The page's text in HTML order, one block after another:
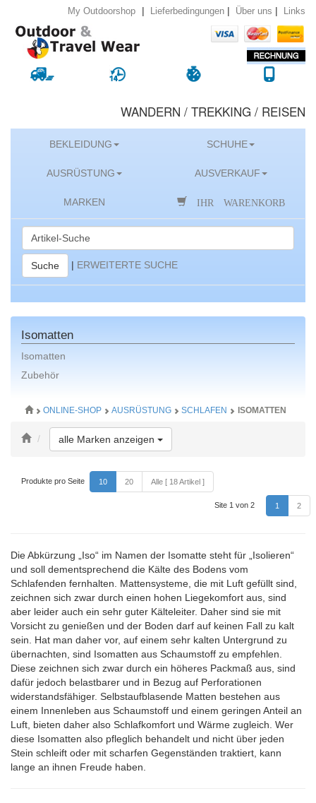
My Outdoorshop | Lieferbedingungen | Über uns | Links
WANDERN / TREKKING / REISEN
BEKLEIDUNG SCHUHE
AUSRÜSTUNG AUSVERKAUF
MARKEN IHR WARENKORB
Suche | ERWEITERTE SUCHE
Isomatten
Isomatten
Zubehör
ONLINE-SHOP AUSRÜSTUNG SCHLAFEN ISOMATTEN
alle Marken anzeigen Toggle Dropdown
Produkte pro Seite 10 20 Alle [ 18 Artikel ]
Site 1 von 2 1 2
Die Abkürzung „Iso“ im Namen der Isomatte steht für „Isolieren“
und soll dementsprechend die Kälte des Bodens vom
Schlafenden fernhalten. Mattensysteme, die mit Luft gefüllt sind,
zeichnen sich zwar durch einen hohen Liegekomfort aus, sind
aber leider auch ein sehr guter Kälteleiter. Daher sind sie mit
Vorsicht zu genießen und der Boden darf auf keinen Fall zu kalt
sein. Hat man daher vor, auf einem sehr kalten Untergrund zu
übernachten, sind Isomatten aus Schaumstoff zu empfehlen.
Diese zeichnen sich zwar durch ein höheres Packmaß aus, sind
dafür jedoch belastbarer und in Bezug auf Perforationen
widerstandsfähiger. Selbstaufblasende Matten bestehen aus
einem Innenleben aus Schaumstoff und einem geringen Anteil an
Luft, bieten daher also Schlafkomfort und Wärme zugleich. Wer
diese Isomatten also pfleglich behandelt und nicht über jeden
Stein schleift oder mit scharfen Gegenständen traktiert, kann
lange an ihnen Freude haben.